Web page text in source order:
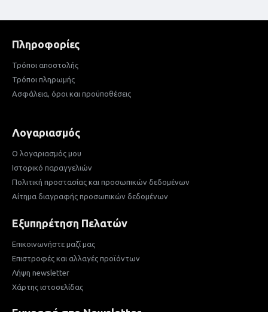
Πληροφορίες
Τρόποι αποστολής
Τρόποι πληρωμής
Ασφάλεια, όροι και προϋποθέσεις
Λογαριασμός
Ο λογαριασμός μου
Ιστορικό παραγγελιών
Πολιτική προστασίας και προσωπικών δεδομένων
Αίτημα διαγραφής προσωπικών δεδομένων
Εξυπηρέτηση Πελατών
Επικοινωνήστε μαζί μας
Επιστροφές και αλλαγές προϊόντων
Λήψη newsletter
Χάρτης ιστοσελίδας